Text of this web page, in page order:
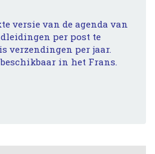
versie van de agenda van
per post te
verzendingen per jaar.
in het Frans.